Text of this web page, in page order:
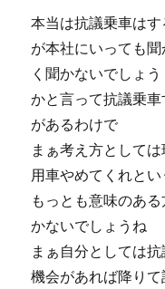
本当は抗議乗車は
が本社にいっても
く聞かないでしょう
かと言って抗議乗
があるわけで
まぁ考え方として
用車やめてくれと
もっとも意味のあ
かないでしょうね
まぁ自分としては
機会があれば降り